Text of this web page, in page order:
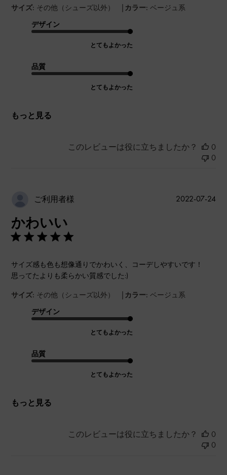
サイズ: その他（シューズ以外） | カラー: ベージュ系
デザイン
とてもよかった
品質
とてもよかった
もっと見る
このレビューは役に立ちましたか？
0
0
ご利用者様
かわいい
サイズ感も色も想像通りでかわいく、コーデしやすいです！
思ってたよりも柔らかい質感でした:)
サイズ: その他（シューズ以外） | カラー: ベージュ系
デザイン
とてもよかった
品質
とてもよかった
もっと見る
公
2022-07-24
このレビューは役に立ちましたか？
0
0